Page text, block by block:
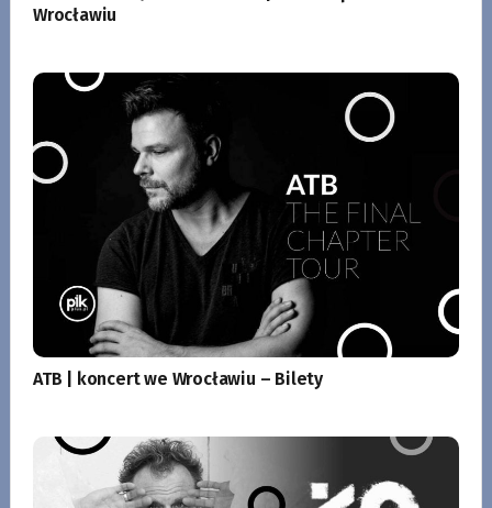
Wrocławiu
ATB | koncert we Wrocławiu – Bilety